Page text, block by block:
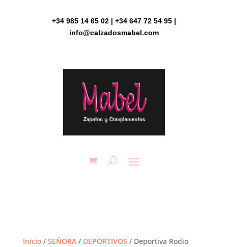
+34 985 14 65 02 | +34 647 72 54 95 |
info@calzadosmabel.com
Inicio/ SEÑORA/ DEPORTIVOS / Deportiva Rodio